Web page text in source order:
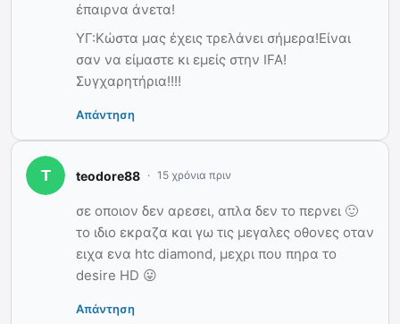
έπαιρνα άνετα!
ΥΓ:Κώστα μας έχεις τρελάνει σήμερα!Είναι
σαν να είμαστε κι εμείς στην IFA!
Συγχαρητήρια!!!!
Απάντηση
teodore88 15 χρόνια πριν
σε οποιον δεν αρεσει, απλα δεν το περνει 🙂
το ιδιο εκραζα και γω τις μεγαλες οθονες οταν
ειχα ενα htc diamond, μεχρι που πηρα το
desire HD 😛
Απάντηση